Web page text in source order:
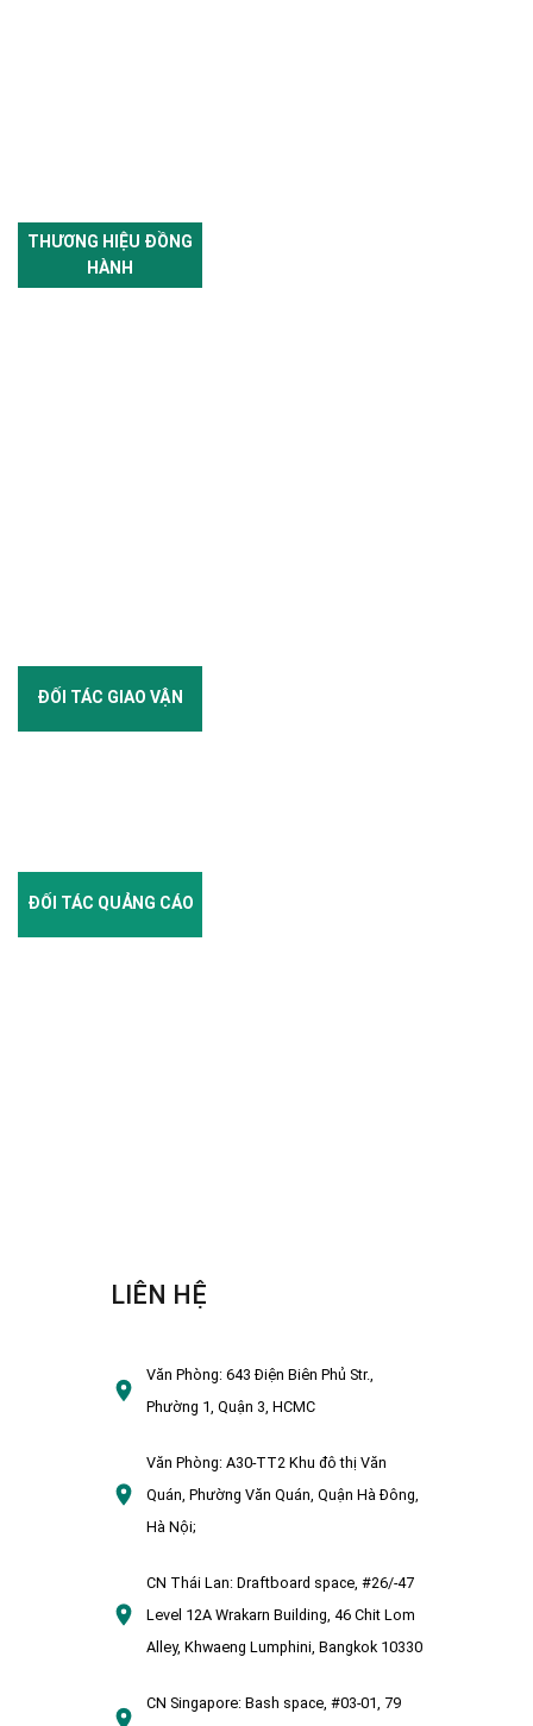
THƯƠNG HIỆU ĐỒNG
HÀNH
ĐỐI TÁC GIAO VẬN
ĐỐI TÁC QUẢNG CÁO
LIÊN HỆ
Văn Phòng:643 Điện Biên Phủ Str.,
Phường 1, Quận 3, HCMC
Văn Phòng:A30-TT2 Khu đô thị Văn
Quán, Phường Văn Quán, Quận Hà Đông,
Hà Nội;
CN Thái Lan: Draftboard space, #26/-47
Level 12A Wrakarn Building, 46 Chit Lom
Alley, Khwaeng Lumphini, Bangkok 10330
CN Singapore: Bash space, #03-01, 79